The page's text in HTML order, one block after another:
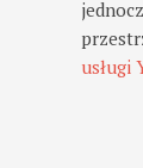
usługi